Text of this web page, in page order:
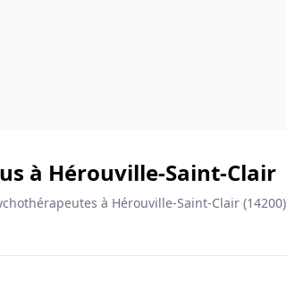
à Hérouville-Saint-Clair
à Hérouville-Saint-Clair (14200)